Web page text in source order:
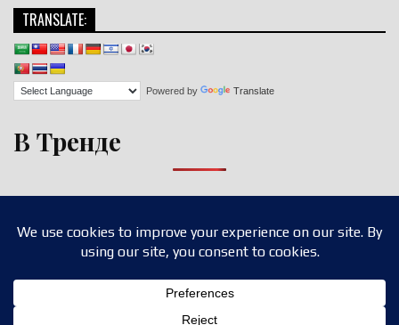
TRANSLATE:
Powered by Translate
В Тренде
Design by ThemesDNA.com